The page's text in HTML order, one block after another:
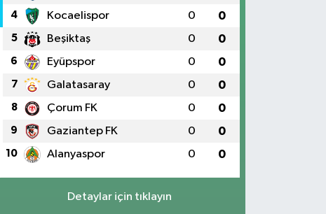
4 Kocaelispor 0 0
5 Beşiktaş 0 0
6 Eyüpspor 0 0
7 Galatasaray 0 0
8 Çorum FK 0 0
9 Gaziantep FK 0 0
10 Alanyaspor 0 0
Detaylar için tıklayın